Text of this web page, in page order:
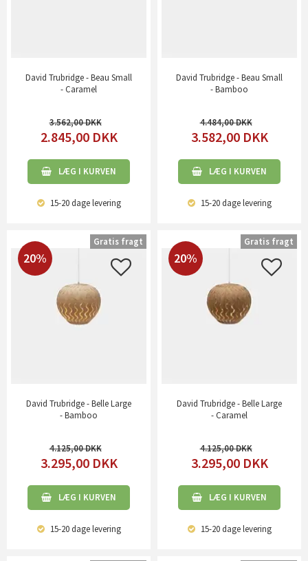
David Trubridge - Beau Small
- Caramel
3.562,00
2.845,00 DKK
LÆG I KURVEN
15-20 dagelevering
David Trubridge - Beau Small
- Bamboo
4.484,00
3.582,00 DKK
LÆG I KURVEN
15-20 dagelevering
20%
David Trubridge - Belle Large
- Bamboo
4.125,00
3.295,00 DKK
LÆG I KURVEN
15-20 dagelevering
Gratis fragt
20%
David Trubridge - Belle Large
- Caramel
4.125,00
3.295,00 DKK
LÆG I KURVEN
15-20 dagelevering
Gratis fragt